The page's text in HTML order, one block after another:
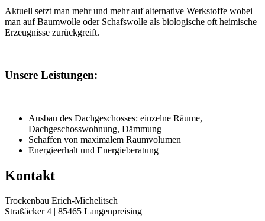
Aktuell setzt man mehr und mehr auf alternative Werkstoffe wobei
man auf Baumwolle oder Schafswolle als biologische oft heimische
Erzeugnisse zurückgreift.
Unsere Leistungen:
Ausbau des Dachgeschosses: einzelne Räume,
Dachgeschosswohnung, Dämmung
Schaffen von maximalem Raumvolumen
Energieerhalt und Energieberatung
Kontakt
Trockenbau Erich-Michelitsch
Straßäcker 4 | 85465 Langenpreising